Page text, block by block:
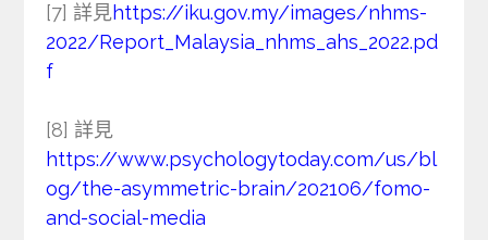
[7] 詳見https://iku.gov.my/images/nhms-
2022/Report_Malaysia_nhms_ahs_2022.pd
f
[8] 詳見
https://www.psychologytoday.com/us/bl
og/the-asymmetric-brain/202106/fomo-
and-social-media